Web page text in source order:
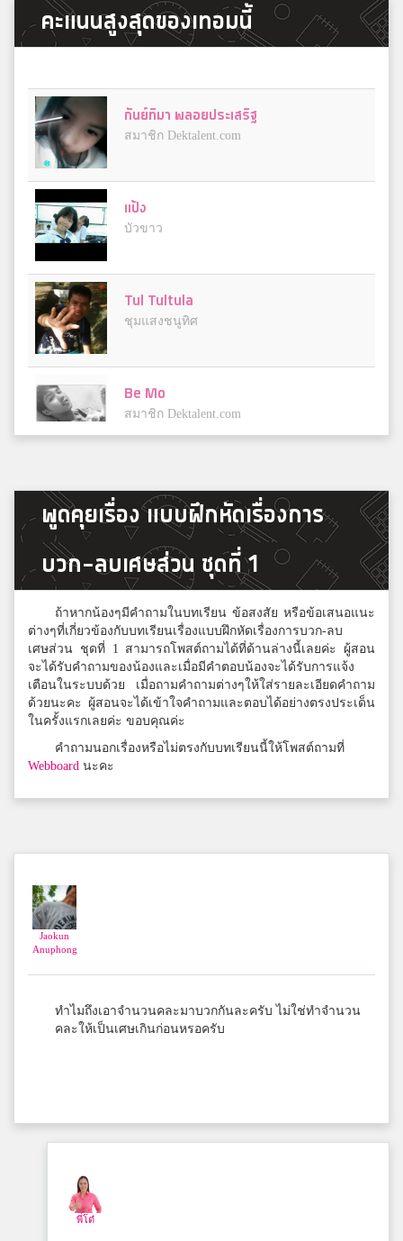
คะแนนสูงสุดของเทอมนี้
กันย์ทิมา พลอยประเสริฐ
สมาชิก Dektalent.com
แป้ง
บัวขาว
Tul Tultula
ชุมแสงชนูทิศ
Be Mo
สมาชิก Dektalent.com
ตะวัน
จุฬาภรณราชวิทยาลัย ชลบุรี
Apitchaya Churuangsakul
ศิษย์ มังกรหลับ
สมาชิก Dektalent.com
เฮียเกริก บุญคง
ต่อไง จะใครละ
พูดคุยเรื่อง แบบฝึกหัดเรื่องการ
บวก-ลบเศษส่วน ชุดที่ 1
ถ้าหากน้องๆมีคำถามในบทเรียน ข้อสงสัย หรือข้อเสนอแนะ
ต่างๆที่เกี่ยวข้องกับบทเรียนเรื่องแบบฝึกหัดเรื่องการบวก-ลบ
เศษส่วน ชุดที่ 1 สามารถโพสต์ถามได้ที่ด้านล่างนี้เลยค่ะ ผู้สอน
จะได้รับคำถามของน้องและเมื่อมีคำตอบน้องจะได้รับการแจ้ง
เตือนในระบบด้วย เมื่อถามคำถามต่างๆให้ใส่รายละเอียดคำถาม
ด้วยนะคะ ผู้สอนจะได้เข้าใจคำถามและตอบได้อย่างตรงประเด็น
ในครั้งแรกเลยค่ะ ขอบคุณค่ะ
คำถามนอกเรื่องหรือไม่ตรงกับบทเรียนนี้ให้โพสต์ถามที่
Webboard นะคะ
Jaokun
Anuphong
ทำไมถึงเอาจำนวนคละมาบวกกันละครับ ไม่ใช่ทำจำนวน
คละให้เป็นเศษเกินก่อนหรอครับ
พี่โต๋